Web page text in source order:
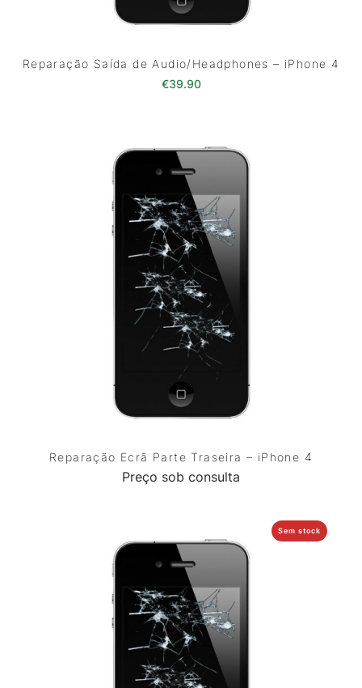
Reparação Saída de Audio/Headphones – iPhone 4
€39.90
Reparação Ecrã Parte Traseira – iPhone 4
Preço sob consulta
Sem stock